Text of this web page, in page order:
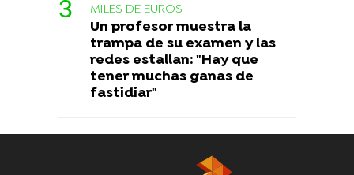
MILES DE EUROS
Un profesor muestra la
trampa de su examen y las
redes estallan: "Hay que
tener muchas ganas de
fastidiar"